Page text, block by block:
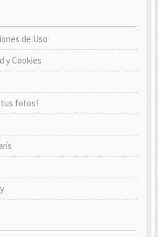
de Uso
y Cookies
tus fotos!